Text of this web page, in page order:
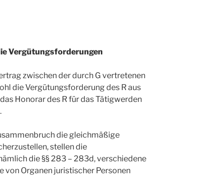
Vergütungsforderungen
zwischen der durch G vertretenen
die Vergütungsforderung des R aus
Honorar des R für das Tätigwerden
die gleichmäßige
stellen die
die §§ 283 – 283d, verschiedene
von Organen juristischer Personen